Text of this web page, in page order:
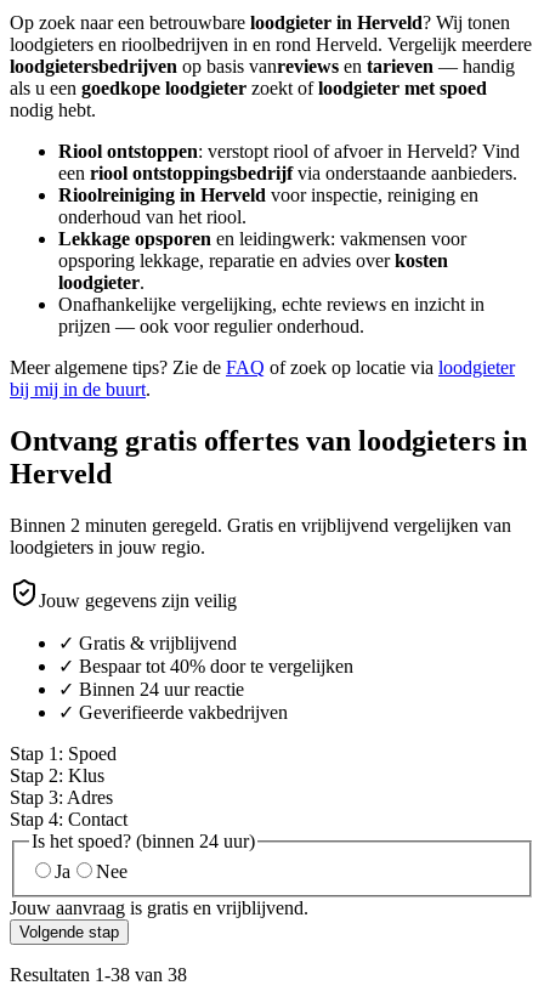
Op zoek naar een betrouwbare loodgieter in Herveld? Wij tonen
loodgieters en rioolbedrijven in en rond Herveld. Vergelijk meerdere
loodgietersbedrijven op basis vanreviews en tarieven — handig
als u een goedkope loodgieter zoekt ofloodgieter met spoed
nodig hebt.
Riool ontstoppen: verstopt riool of afvoer in Herveld? Vind
een riool ontstoppingsbedrijfvia onderstaande aanbieders.
Rioolreiniging in Herveld voor inspectie, reiniging en
onderhoud van het riool.
Lekkage opsporen en leidingwerk: vakmensen voor
opsporing lekkage, reparatie en advies overkosten
loodgieter.
Onafhankelijke vergelijking, echte reviews en inzicht in
prijzen — ook voor regulier onderhoud.
Meer algemene tips? Zie de FAQ of zoek op locatie via loodgieter
bij mij in de buurt.
Ontvang gratis offertes van loodgieters in
Herveld
Binnen 2 minuten geregeld. Gratis en vrijblijvend vergelijken van
loodgieters in jouw regio.
Jouw gegevens zijn veilig
✓ Gratis & vrijblijvend
✓ Bespaar tot 40% door te vergelijken
✓ Binnen 24 uur reactie
✓ Geverifieerde vakbedrijven
Stap 1 : Spoed
Stap 2: Klus
Stap 3: Adres
Stap 4: Contact
Is het spoed? (binnen 24 uur)
Ja
Nee
Jouw aanvraag is gratis en vrijblijvend.
Volgende stap
Resultaten 1-38 van 38